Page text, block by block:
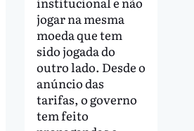
jogar na mesma
moeda que tem
sido jogada do
outro lado. Desde o
anúncio das
tarifas, o governo
tem feito